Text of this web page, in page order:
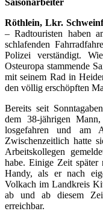
Röthlein, Lkr.
– Radtouristen haben
schlafenden
Polizei verständigt.
Osteuropa stammende
mit seinem Rad in
den völlig erschöpften
Bereits seit
dem 38-jährigen
losgefahren und am
Zwischenzeitlich hatte
Arbeitskollegen
habe. Einige Zeit später
Handy, als er nach
Volkach im Landkreis
ab und ab diesem
erreichbar.